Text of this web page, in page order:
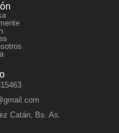
Catán, Bs. As.